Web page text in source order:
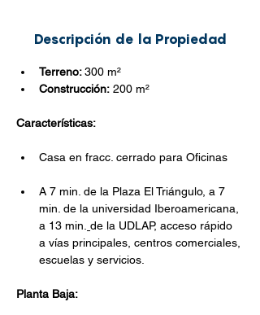
Descripción de la Propiedad
Terreno: 300 m²
Construcción: 200 m²
Características:
Casa en fracc. cerrado para Oficinas
A 7 min. de la Plaza El Triángulo, a 7
min. de la universidad Iberoamericana,
a 13 min. de la UDLAP, acceso rápido
a vías principales, centros comerciales,
escuelas y servicios.
Planta Baja: